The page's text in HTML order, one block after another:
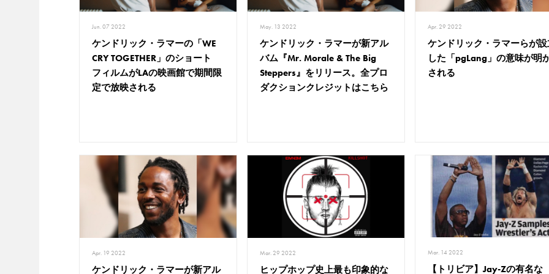
Jun. 07 2022
ケンドリック・ラマーの「WE
CRY TOGETHER」のショート
フィルムがLAの映画館で期間限
定で放映される
May. 13 2022
ケンドリック・ラマーが新アル
バム『Mr. Morale & The Big
Steppers』をリリース。全プロ
ダクションクレジットはこちら
Apr. 29 2022
ケンドリック・ラマーらが
した「pgLang」の意味が明
される
Apr. 19 2022
ケンドリック・ラマーが新アル
Mar. 29 2022
ヒップホップ史上最も印象的な
Mar. 14 2022
【トリビア】Jay-Zの有名な